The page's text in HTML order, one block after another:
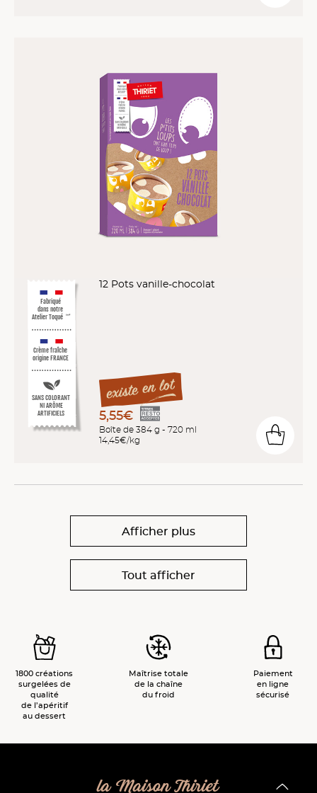
Fabriqué
dans notre
Atelier Toqué
™*
SANS COLORANT
NI ARÔME
ARTIFICIELS
Crème fraîche
origine FRANCE
12 Pots vanille-chocolat
5,55€
Boîte de 384 g - 720 ml
14,45€/kg
Afficher plus
Tout afficher
1800 créations
surgelées de
qualité
de l’apéritif
au dessert
Maîtrise totale
de la chaîne
du froid
Paiement
en ligne
sécurisé
la Maison Thiriet